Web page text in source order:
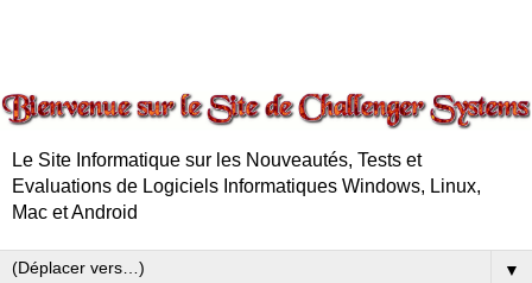
Le Site Informatique sur les Nouveautés, Tests et
Evaluations de Logiciels Informatiques Windows, Linux,
Mac et Android
▼